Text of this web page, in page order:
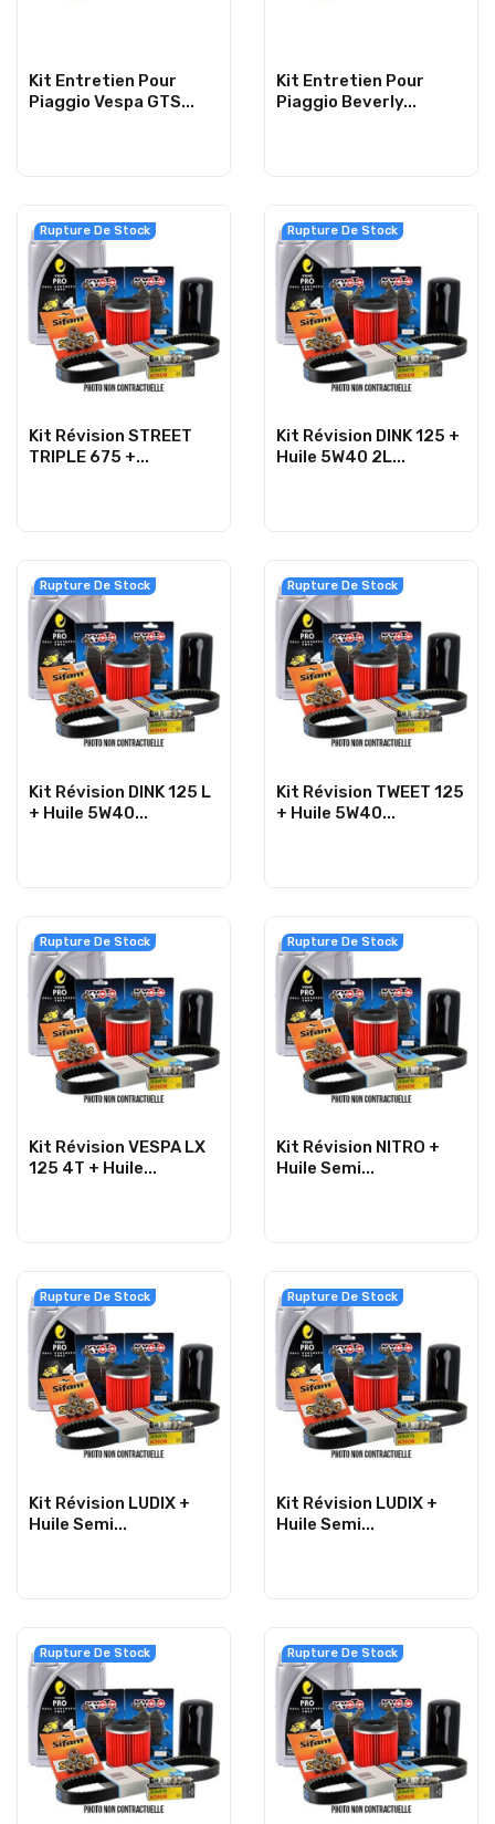
Kit Entretien Pour
Piaggio Vespa GTS...
Kit Entretien Pour
Piaggio Beverly...
Rupture De Stock
Kit Révision STREET
TRIPLE 675 +...
Rupture De Stock
Kit Révision DINK 125 +
Huile 5W40 2L...
Rupture De Stock
Kit Révision DINK 125 L
+ Huile 5W40...
Rupture De Stock
Kit Révision TWEET 125
+ Huile 5W40...
Rupture De Stock
Kit Révision VESPA LX
125 4T + Huile...
Rupture De Stock
Kit Révision NITRO +
Huile Semi...
Rupture De Stock
Kit Révision LUDIX +
Huile Semi...
Rupture De Stock
Kit Révision LUDIX +
Huile Semi...
Rupture De Stock Rupture De Stock